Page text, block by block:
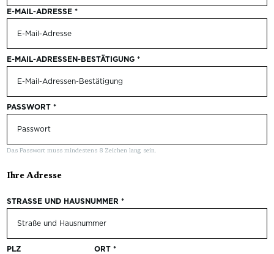
E-MAIL-ADRESSE *
E-MAIL-ADRESSEN-BESTÄTIGUNG *
PASSWORT *
Das Passwort muss mindestens 8 Zeichen lang sein.
Ihre Adresse
STRASSE UND HAUSNUMMER *
PLZ ORT*